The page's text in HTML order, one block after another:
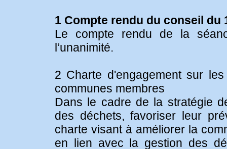
1 Compte rendu du conseil du
Le compte rendu de la
l’unanimité.
2 Charte d'engagement sur
communes membres
Dans le cadre de la stratégie
des déchets, favoriser leur
charte visant à améliorer la
en lien avec la gestion des